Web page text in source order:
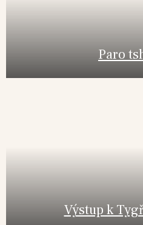
Paro
Výstup k